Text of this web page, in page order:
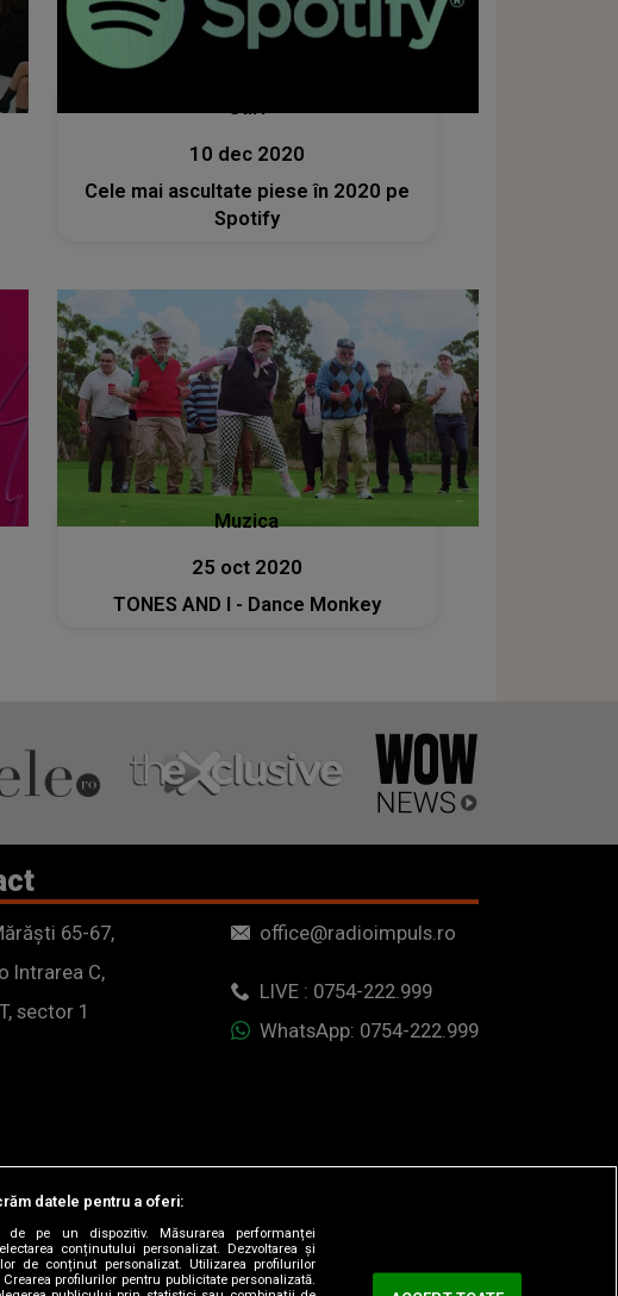
10 dec 2020
Cele mai ascultate piese în 2020 pe
Spotify
Muzica
25 oct 2020
TONES AND I - Dance Monkey
65-67,
Intrarea C,
sector 1
office@radioimpuls.ro
LIVE : 0754-222.999
WhatsApp: 0754-222.999
datele pentru a oferi:
de pe un dispozitiv. Măsurarea performanței
conținutului personalizat. Dezvoltarea și
de conținut personalizat. Utilizarea profilurilor
profilurilor pentru publicitate personalizată.